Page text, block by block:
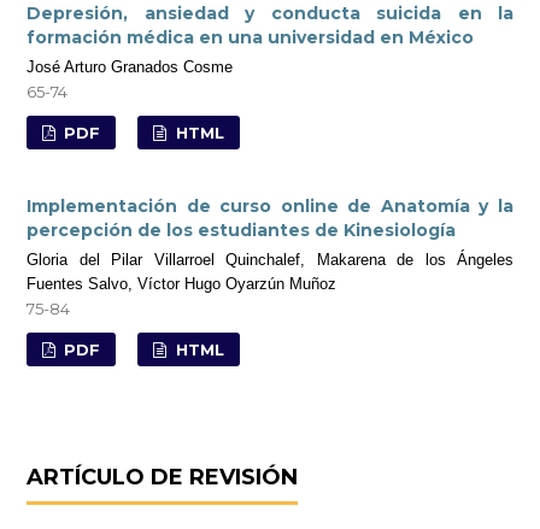
Depresión, ansiedad y conducta suicida en la
formación médica en una universidad en México
José Arturo Granados Cosme
65-74
PDF HTML
Implementación de curso online de Anatomía y la
percepción de los estudiantes de Kinesiología
Gloria del Pilar Villarroel Quinchalef, Makarena de los Ángeles
Fuentes Salvo, Víctor Hugo Oyarzún Muñoz
75-84
PDF HTML
ARTÍCULO DE REVISIÓN